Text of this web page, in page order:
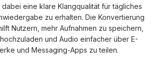
eine klare Klangqualität für tägliches
zu erhalten. Die Konvertierung
Nutzern, mehr Aufnahmen zu speichern,
und Audio einfacher über E-
und Messaging-Apps zu teilen.